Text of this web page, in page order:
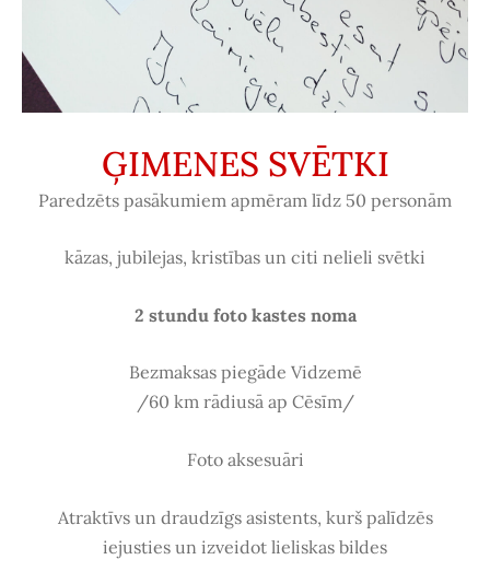
ĢIMENES SVĒTKI
Paredzēts pasākumiem apmēram līdz 50 personām
kāzas, jubilejas, kristības un citi nelieli svētki
2 stundu foto kastes noma
Bezmaksas piegāde Vidzemē
/60 km rādiusā ap Cēsīm/
Foto aksesuāri
Atraktīvs un draudzīgs asistents, kurš palīdzēs
iejusties un izveidot lieliskas bildes